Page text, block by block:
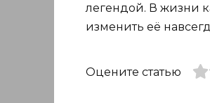
легендой. В жизни
изменить её
Оцените статью